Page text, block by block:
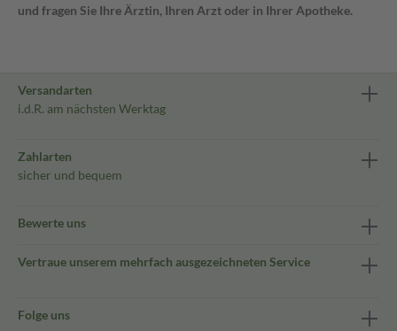
und fragen Sie Ihre Ärztin, Ihren Arzt oder in Ihrer Apotheke.
Versandarten
i.d.R. am nächsten Werktag
Zahlarten
sicher und bequem
Bewerte uns
Vertraue unserem mehrfach ausgezeichneten Service
Folge uns